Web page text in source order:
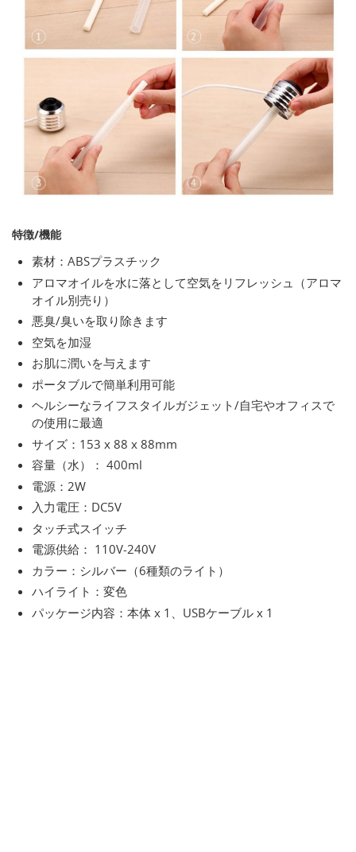
特徴/機能
素材：ABSプラスチック
アロマオイルを水に落として空気をリフレッシュ（アロマ
オイル別売り）
悪臭/臭いを取り除きます
空気を加湿
お肌に潤いを与えます
ポータブルで簡単利用可能
ヘルシーなライフスタイルガジェット/自宅やオフィスで
の使用に最適
サイズ：153 x 88 x 88mm
容量（水）： 400ml
電源：2W
入力電圧：DC5V
タッチ式スイッチ
電源供給： 110V‐240V
カラー：シルバー（6種類のライト）
ハイライト：変色
パッケージ内容：本体 x 1、USBケーブル x 1